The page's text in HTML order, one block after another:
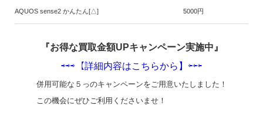
AQUOS sense2 かんたん[△] 5000円
『お得な買取金額UPキャンペーン実施中』
⇨⇨⇨【詳細内容はこちらから】⇦⇦⇦
併用可能な５っのキャンペーンをご用意いたしました！
この機会にぜひご利用くださいませ！